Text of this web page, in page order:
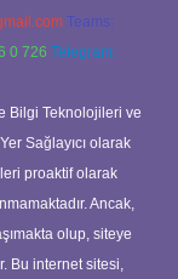
Teams:
0 726 Telegram:
Bilgi Teknolojileri ve
Sağlayıcı olarak
proaktif olarak
Ancak,
olup, siteye
Bu internet sitesi,